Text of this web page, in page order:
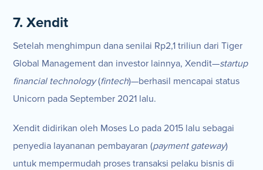
7. Xendit
Setelah menghimpun dana senilai Rp2,1 triliun dari Tiger
Global Management dan investor lainnya, Xendit—startup
financial technology(fintech)—berhasil mencapai status
Unicorn pada September 2021 lalu.
Xendit didirikan oleh Moses Lo pada 2015 lalu sebagai
penyedia layananan pembayaran (payment gateway)
untuk mempermudah proses transaksi pelaku bisnis di